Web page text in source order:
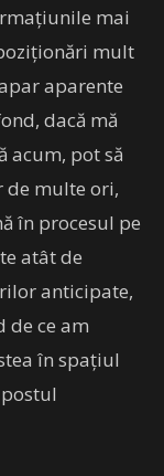
mai
mult
aparente
dacă mă
acum, pot să
de multe ori,
în procesul pe
atât de
anticipate,
de ce am
în spaţiul